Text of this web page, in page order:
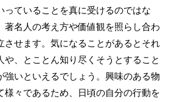
っていることを真に受けるのではな
著名人の考え方や価値観を照らし合わ
させます。気になることがあるとそれ
や、とことん知り尽くそうとすること
強いといえるでしょう。興味のある物
様々であるため、日頃の自分の行動を